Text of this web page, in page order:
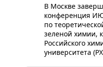
​В Москве
конференция
по
зеленой химии,
Российского
университета